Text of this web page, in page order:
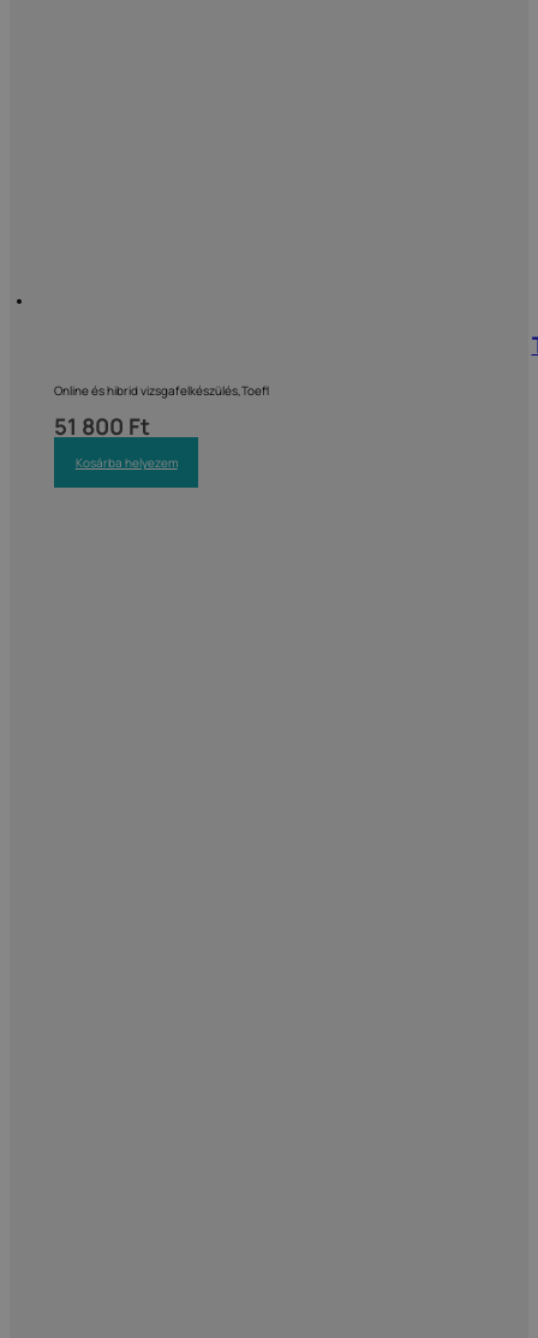
Online és hibrid vizsgafelkészülés,Toefl
51 800 Ft
Kosárba helyezem